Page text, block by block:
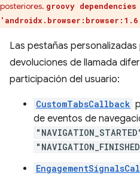
posteriores. groovy
Las pestañas
devoluciones de llamada
participación del usuario:
CustomTabsCallback
de eventos de